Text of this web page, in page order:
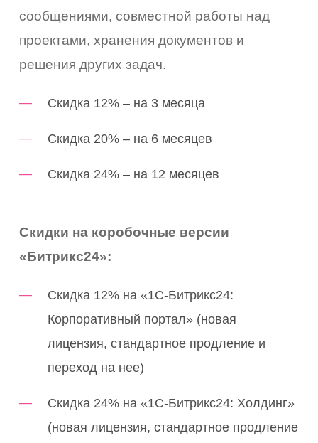
сообщениями, совместной работы над
проектами, хранения документов и
решения других задач.
Скидка 12% – на 3 месяца
Скидка 20% – на 6 месяцев
Скидка 24% – на 12 месяцев
Скидки на коробочные версии
«Битрикс24»:
Скидка 12% на «1С-Битрикс24:
Корпоративный портал» (новая
лицензия, стандартное продление и
переход на нее)
Скидка 24% на «1С-Битрикс24: Холдинг»
(новая лицензия, стандартное продление